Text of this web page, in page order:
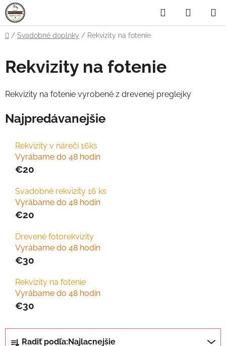
Prejsť
na
obsah
Hľadať
KOŠÍK
Domov
/ Svadobné doplnky / Rekvizity na fotenie
Rekvizity na fotenie
Rekvizity na fotenie vyrobené z drevenej preglejky
Najpredávanejšie
Rekvizity v nárečí 16ks
Vyrábame do 48 hodín
€20
Svadobné rekvizity 16 ks
Vyrábame do 48 hodín
€20
Drevené fotorekvizity
Vyrábame do 48 hodín
€30
Rekvizity na fotenie
Vyrábame do 48 hodín
€30
Radiť podľa: Najlacnejšie